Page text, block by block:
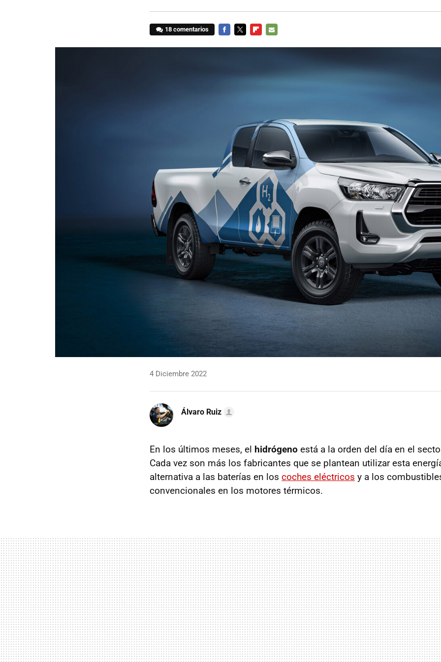
18 comentarios
4 Diciembre 2022
Álvaro Ruiz
En los últimos meses, el hidrógeno está a la orden del día en el
Cada vez son más los fabricantes que se plantean utilizar esta
alternativa a las baterías en los coches eléctricos y a los
convencionales en los motores térmicos.